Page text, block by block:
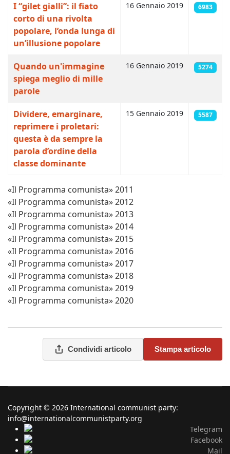
I “gilet gialli”: il fiato
corto di una rivolta
popolare, l’onda lunga di
un’illusione popolare
16 Gennaio 2019 6983
Quando un'immagine
spiega meglio di mille
parole
16 Gennaio 2019 5274
Dividere, emarginare,
reprimere i proletari:
questa è da sempre la
parola d’ordine della
classe dominante
15 Gennaio 2019 5587
«Il Programma comunista» 2011
«Il Programma comunista» 2012
«Il Programma comunista» 2013
«Il Programma comunista» 2014
«Il Programma comunista» 2015
«Il Programma comunista» 2016
«Il Programma comunista» 2017
«Il Programma comunista» 2018
«Il Programma comunista» 2019
«Il Programma comunista» 2020
Condividi articolo Stampa articolo
Copyright © 2026 International communist party:
info@internationalcommunistparty.org